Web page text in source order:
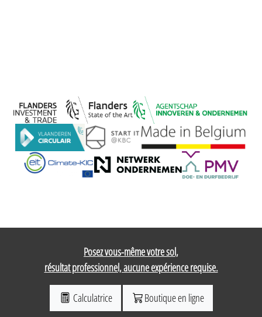
Posez vous-même votre sol,
résultat professionnel, aucune expérience requise.
Calculatrice Boutique en ligne